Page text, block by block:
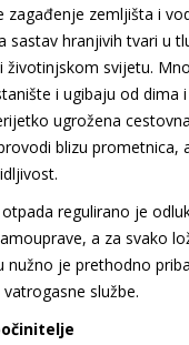
zagađenje zemljišta i
sastav hranjivih tvari u
životinjskom svijetu.
i ugibaju od dima
ugrožena
blizu prometnica,
regulirano je
a za svako
je prethodno
službe.